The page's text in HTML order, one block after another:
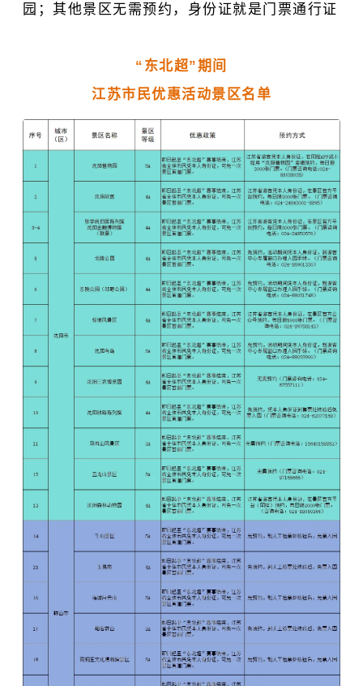
园；其他景区无需预约，身份证就是门票通行证
“东北超”期间
江苏市民优惠活动景区名单